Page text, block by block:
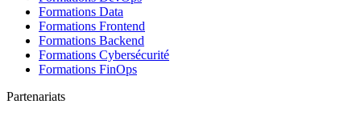
Formations Data
Formations Frontend
Formations Backend
Formations Cybersécurité
Formations FinOps
Partenariats